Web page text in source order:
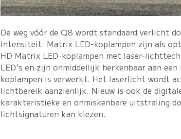
De weg vóór de Q8 wordt standaard verlicht
intensiteit. Matrix LED-koplampen zijn als
HD Matrix LED-koplampen met laser-
LED's en zijn onmiddellijk herkenbaar aan
koplampen is verwerkt. Het laserlicht wordt
lichtbereik aanzienlijk. Nieuw is ook de
karakteristieke en onmiskenbare uitstraling
lichtsignaturen kan kiezen.